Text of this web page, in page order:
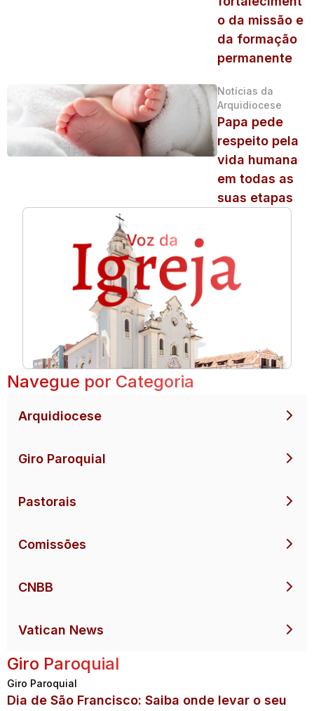
o da missão e
da formação
permanente
Notícias da
Arquidiocese
Papa pede
respeito pela
vida humana
em todas as
suas etapas
Navegue por Categoria
Arquidiocese
Giro Paroquial
Pastorais
Comissões
CNBB
Vatican News
Giro Paroquial
Giro Paroquial
Dia de São Francisco: Saiba onde levar o seu